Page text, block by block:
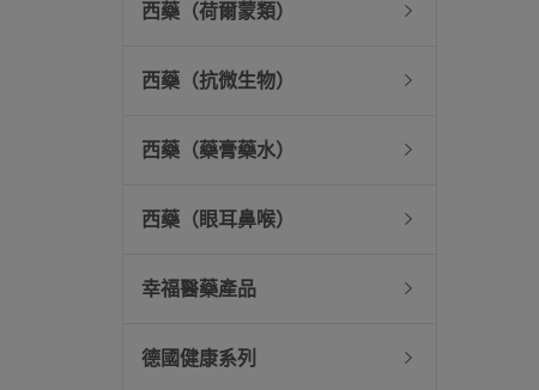
西藥（荷爾蒙類）
西藥（抗微生物）
西藥（藥膏藥水）
西藥（眼耳鼻喉）
幸福醫藥產品
德國健康系列